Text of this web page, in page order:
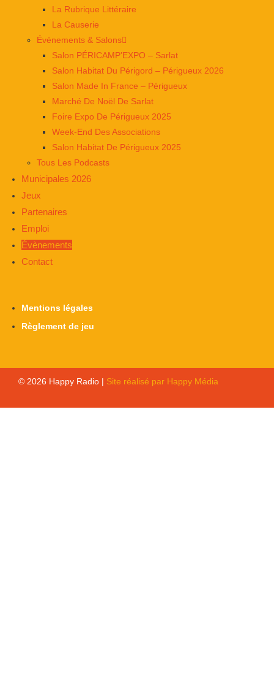
La Rubrique Littéraire
La Causerie
Événements & Salons
Salon PÉRICAMP’EXPO – Sarlat
Salon Habitat Du Périgord – Périgueux 2026
Salon Made In France – Périgueux
Marché De Noël De Sarlat
Foire Expo De Périgueux 2025
Week-End Des Associations
Salon Habitat De Périgueux 2025
Tous Les Podcasts
Municipales 2026
Jeux
Partenaires
Emploi
Évènements
Contact
Mentions légales
Règlement de jeu
© 2026 Happy Radio | Site réalisé par Happy Média